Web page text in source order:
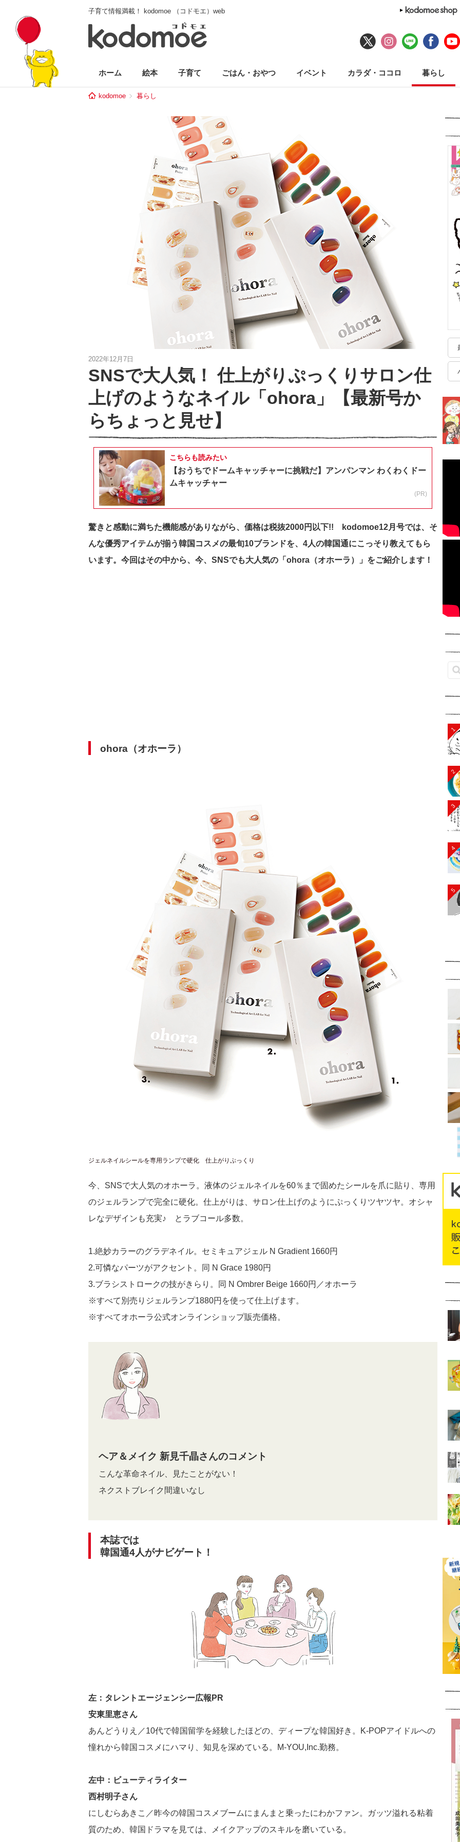
子育て情報満載！ kodomoe （コドモエ）web
ホーム 絵本 子育て ごはん・おやつ イベント カラダ・ココロ 暮らし
kodomoe 暮らし
2022年12月7日
SNSで大人気！ 仕上がりぷっくりサロン仕
上げのようなネイル「ohora」【最新号か
らちょっと見せ】
こちらも読みたい
【おうちでドームキャッチャーに挑戦だ】アンパンマン わくわくドー
ムキャッチャー
(PR)
驚きと感動に満ちた機能感がありながら、価格は税抜2000円以下!! kodomoe12月号では、そ
んな優秀アイテムが揃う韓国コスメの最旬10ブランドを、4人の韓国通にこっそり教えてもら
います。今回はその中から、今、SNSでも大人気の「ohora（オホーラ）」をご紹介します！
ohora（オホーラ）
ジェルネイルシールを専用ランプで硬化 仕上がりぷっくり
今、SNSで大人気のオホーラ。液体のジェルネイルを60％まで固めたシールを爪に貼り、専用
のジェルランプで完全に硬化。仕上がりは、サロン仕上げのようにぷっくりツヤツヤ。オシャ
レなデザインも充実♪ とラブコール多数。
1.絶妙カラーのグラデネイル。セミキュアジェル N Gradient 1660円
2.可憐なパーツがアクセント。同 N Grace 1980円
3.ブラシストロークの技がきらり。同 N Ombrer Beige 1660円／オホーラ
※すべて別売りジェルランプ1880円を使って仕上げます。
※すべてオホーラ公式オンラインショップ販売価格。
ヘア＆メイク 新見千晶さんのコメント
こんな革命ネイル、見たことがない！
ネクストブレイク間違いなし
本誌では
韓国通4人がナビゲート！
左：タレントエージェンシー広報PR
安東里恵さん
あんどうりえ／10代で韓国留学を経験したほどの、ディープな韓国好き。K-POPアイドルへの
憧れから韓国コスメにハマり、知見を深めている。M-YOU,Inc.勤務。
左中：ビューティライター
西村明子さん
にしむらあきこ／昨今の韓国コスメブームにまんまと乗ったにわかファン。ガッツ溢れる粘着
質のため、韓国ドラマを見ては、メイクアップのスキルを磨いている。
1
2
3
4
5